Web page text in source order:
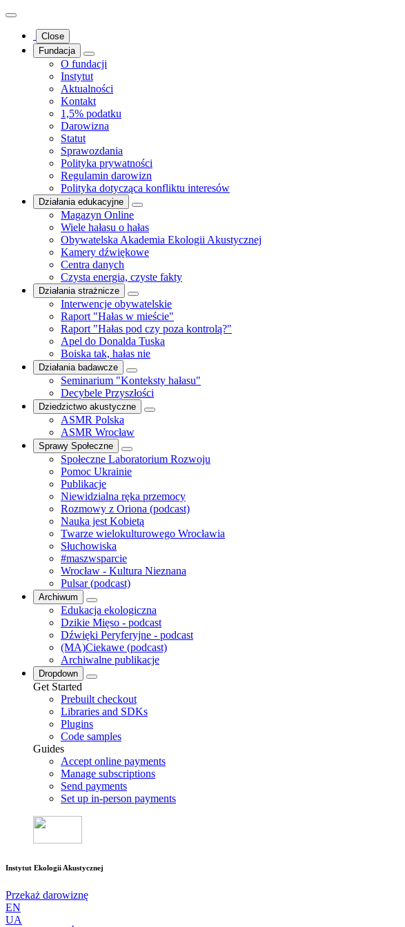
Close
Fundacja
O fundacji
Instytut
Aktualności
Kontakt
1,5% podatku
Darowizna
Statut
Sprawozdania
Polityka prywatności
Regulamin darowizn
Polityka dotycząca konfliktu interesów
Działania edukacyjne
Magazyn Online
Wiele hałasu o hałas
Obywatelska Akademia Ekologii Akustycznej
Kamery dźwiękowe
Centra danych
Czysta energia, czyste fakty
Działania strażnicze
Interwencje obywatelskie
Raport "Hałas w mieście"
Raport "Hałas pod czy poza kontrolą?"
Apel do Donalda Tuska
Boiska tak, hałas nie
Działania badawcze
Seminarium "Konteksty hałasu"
Decybele Przyszłości
Dziedzictwo akustyczne
ASMR Polska
ASMR Wrocław
Sprawy Społeczne
Społeczne Laboratorium Rozwoju
Pomoc Ukrainie
Publikacje
Niewidzialna ręka przemocy
Rozmowy z Oriona (podcast)
Nauka jest Kobietą
Twarze wielokulturowego Wrocławia
Słuchowiska
#maszwsparcie
Wrocław - Kultura Nieznana
Pulsar (podcast)
Archiwum
Edukacja ekologiczna
Dzikie Mięso - podcast
Dźwięki Peryferyjne - podcast
(MA)Ciekawe (podcast)
Archiwalne publikacje
Dropdown
Get Started
Prebuilt checkout
Libraries and SDKs
Plugins
Code samples
Guides
Accept online payments
Manage subscriptions
Send payments
Set up in-person payments
Instytut Ekologii Akustycznej
Przekaż darowiznę
EN
UA